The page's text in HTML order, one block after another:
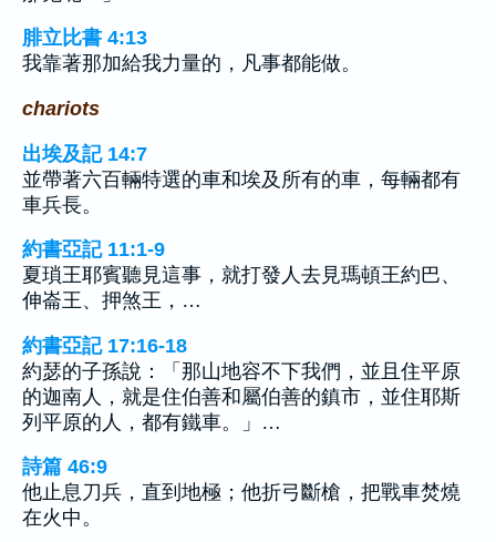
腓立比書 4:13
我靠著那加給我力量的，凡事都能做。
chariots
出埃及記 14:7
並帶著六百輛特選的車和埃及所有的車，每輛都有
車兵長。
約書亞記 11:1-9
夏瑣王耶賓聽見這事，就打發人去見瑪頓王約巴、
伸崙王、押煞王，…
約書亞記 17:16-18
約瑟的子孫說：「那山地容不下我們，並且住平原
的迦南人，就是住伯善和屬伯善的鎮市，並住耶斯
列平原的人，都有鐵車。」…
詩篇 46:9
他止息刀兵，直到地極；他折弓斷槍，把戰車焚燒
在火中。